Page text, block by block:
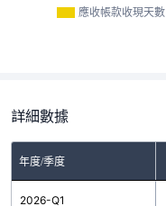
應收帳款收現天數
詳細數據
年度/季度
存貨週轉天數
2026-Q1147.54